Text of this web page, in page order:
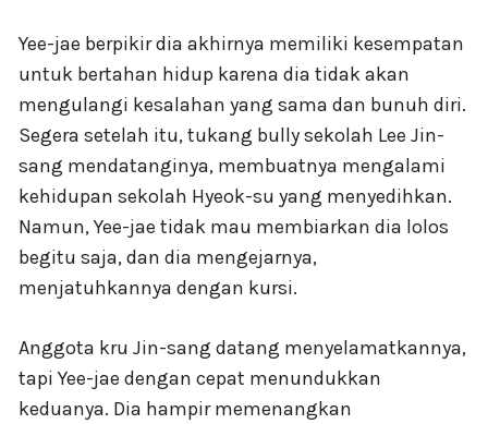
Yee-jae berpikir dia akhirnya memiliki kesempatan
untuk bertahan hidup karena dia tidak akan
mengulangi kesalahan yang sama dan bunuh diri.
Segera setelah itu, tukang bully sekolah Lee Jin-
sang mendatanginya, membuatnya mengalami
kehidupan sekolah Hyeok-su yang menyedihkan.
Namun, Yee-jae tidak mau membiarkan dia lolos
begitu saja, dan dia mengejarnya,
menjatuhkannya dengan kursi.
Anggota kru Jin-sang datang menyelamatkannya,
tapi Yee-jae dengan cepat menundukkan
keduanya. Dia hampir memenangkan